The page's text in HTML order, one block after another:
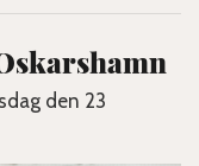
den 23